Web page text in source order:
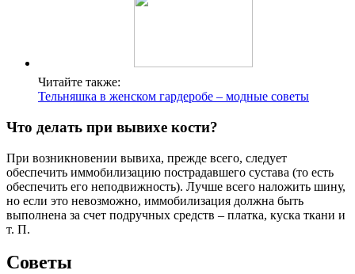
Читайте также:
Тельняшка в женском гардеробе – модные советы
Что делать при вывихе кости?
При возникновении вывиха, прежде всего, следует
обеспечить иммобилизацию пострадавшего сустава (то есть
обеспечить его неподвижность). Лучше всего наложить шину,
но если это невозможно, иммобилизация должна быть
выполнена за счет подручных средств – платка, куска ткани и
т. П.
Советы